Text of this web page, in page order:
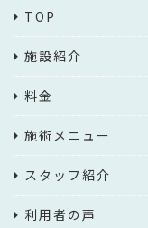
TOP
施設紹介
料金
施術メニュー
スタッフ紹介
利用者の声